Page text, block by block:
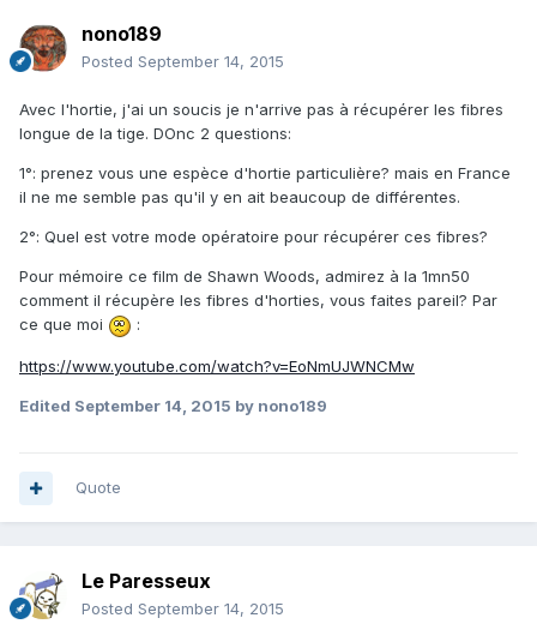
nono189
Posted September 14, 2015
Avec l'hortie, j'ai un soucis je n'arrive pas à récupérer les fibres
longue de la tige. DOnc 2 questions:
1°: prenez vous une espèce d'hortie particulière? mais en France
il ne me semble pas qu'il y en ait beaucoup de différentes.
2°: Quel est votre mode opératoire pour récupérer ces fibres?
Pour mémoire ce film de Shawn Woods, admirez à la 1mn50
comment il récupère les fibres d'horties, vous faites pareil? Par
ce que moi
:
https://www.youtube.com/watch?v=EoNmUJWNCMw
Edited September 14, 2015 by nono189
Quote
Le Paresseux
Posted September 14, 2015